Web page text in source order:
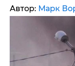
Автор: Марк